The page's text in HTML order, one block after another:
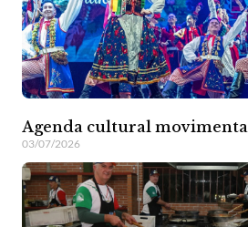
Agenda cultural movimenta
03/07/2026